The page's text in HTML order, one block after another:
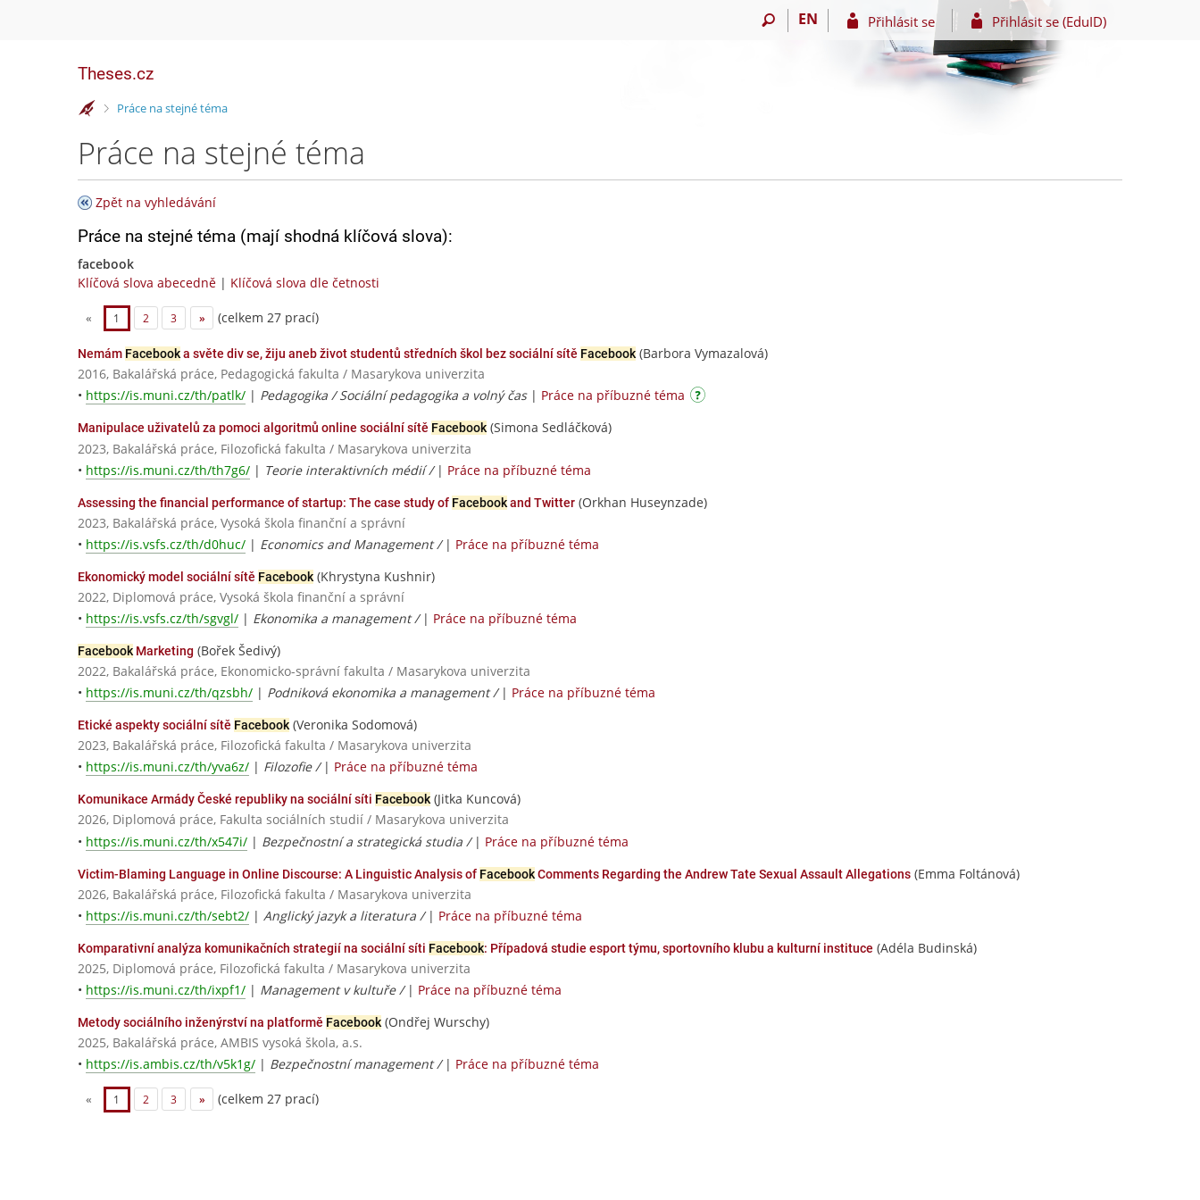
EN Přihlásit se Přihlásit se (EduID)
Theses.cz
>Práce na stejné téma
Práce na stejné téma
Zpět na vyhledávání
Práce na stejné téma (mají shodná klíčová slova):
facebook
Klíčová slova abecedně | Klíčová slova dle četnosti
« 1 2 3 » (celkem 27 prací)
Nemám Facebooka světe div se, žiju aneb život studentů středních škol bez sociální sítě Facebook(Barbora Vymazalová)
2016, Bakalářská práce, Pedagogická fakulta / Masarykova univerzita
• https://is.muni.cz/th/patlk/ | Pedagogika / Sociální pedagogika a volný čas| Práce na příbuzné téma
Manipulace uživatelů za pomoci algoritmů online sociální sítě Facebook(Simona Sedláčková)
2023, Bakalářská práce, Filozofická fakulta / Masarykova univerzita
• https://is.muni.cz/th/th7g6/ | Teorie interaktivních médií / | Práce na příbuzné téma
Assessing the financial performance of startup: The case study of Facebookand Twitter (Orkhan Huseynzade)
2023, Bakalářská práce, Vysoká škola finanční a správní
• https://is.vsfs.cz/th/d0huc/ | Economics and Management / | Práce na příbuzné téma
Ekonomický model sociální sítě Facebook(Khrystyna Kushnir)
2022, Diplomová práce, Vysoká škola finanční a správní
• https://is.vsfs.cz/th/sgvgl/ | Ekonomika a management / | Práce na příbuzné téma
Facebook Marketing (Bořek Šedivý)
2022, Bakalářská práce, Ekonomicko-správní fakulta / Masarykova univerzita
• https://is.muni.cz/th/qzsbh/ | Podniková ekonomika a management / | Práce na příbuzné téma
Etické aspekty sociální sítě Facebook(Veronika Sodomová)
2023, Bakalářská práce, Filozofická fakulta / Masarykova univerzita
• https://is.muni.cz/th/yva6z/ | Filozofie / | Práce na příbuzné téma
Komunikace Armády České republiky na sociální síti Facebook(Jitka Kuncová)
2026, Diplomová práce, Fakulta sociálních studií / Masarykova univerzita
• https://is.muni.cz/th/x547i/ | Bezpečnostní a strategická studia / | Práce na příbuzné téma
Victim-Blaming Language in Online Discourse: A Linguistic Analysis of FacebookComments Regarding the Andrew Tate Sexual Assault Allegations (Emma Foltánová)
2026, Bakalářská práce, Filozofická fakulta / Masarykova univerzita
• https://is.muni.cz/th/sebt2/ | Anglický jazyk a literatura / | Práce na příbuzné téma
Komparativní analýza komunikačních strategií na sociální síti Facebook: Případová studie esport týmu, sportovního klubu a kulturní instituce (Adéla Budinská)
2025, Diplomová práce, Filozofická fakulta / Masarykova univerzita
• https://is.muni.cz/th/ixpf1/ | Management v kultuře / | Práce na příbuzné téma
Metody sociálního inženýrství na platformě Facebook(Ondřej Wurschy)
2025, Bakalářská práce, AMBIS vysoká škola, a.s.
• https://is.ambis.cz/th/v5k1g/ | Bezpečnostní management / | Práce na příbuzné téma
« 1 2 3 » (celkem 27 prací)